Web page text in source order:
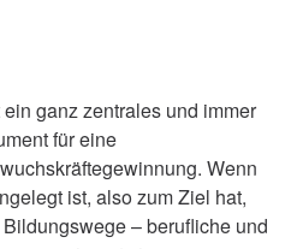
ganz zentrales und immer
für eine
Wenn
ist, also zum Ziel hat,
– berufliche und